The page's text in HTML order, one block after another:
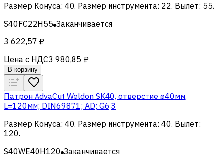
Размер Конуса: 40. Размер инструмента: 22. Вылет: 55.
S40FC22H55 Заканчивается
3 622,57 ₽
Цена с НДС3 980,85 ₽
В корзину
Патрон AdvaCut Weldon SK40, отверстие ø40мм,
L=120мм; DIN69871; AD; G6,3
Размер Конуса: 40. Размер инструмента: 40. Вылет:
120.
S40WE40H120 Заканчивается